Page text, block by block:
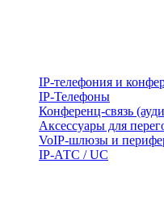
IP-телефония и
IP-Телефоны
Конференц-связь
Аксессуары для
VoIP-шлюзы и
IP-АТС / UC